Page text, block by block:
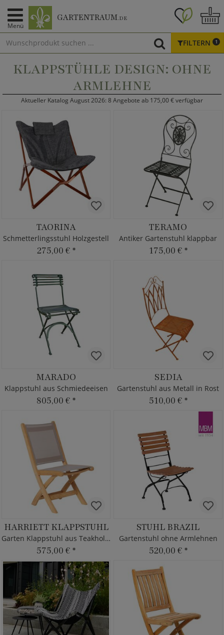
Menü
GARTENTRAUM.DE
FILTERN 1
KLAPPSTÜHLE DESIGN: OHNE
ARMLEHNE
Aktueller Katalog August 2026: 8 Angebote ab 175,00 € verfügbar
TAORINA
Schmetterlingsstuhl Holzgestell
275,00 € *
TERAMO
Antiker Gartenstuhl klappbar
175,00 € *
MARADO
Klappstuhl aus Schmiedeeisen
805,00 € *
SEDIA
Gartenstuhl aus Metall in Rost
510,00 € *
HARRIETT KLAPPSTUHL
Garten Klappstuhl aus Teakholz & Kunststoff
575,00 € *
STUHL BRAZIL
Gartenstuhl ohne Armlehnen
520,00 € *